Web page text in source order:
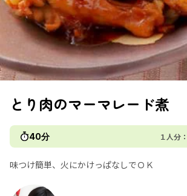
とり肉のマーマレード煮
40分 １人分：
味つけ簡単、火にかけっぱなしでＯＫ